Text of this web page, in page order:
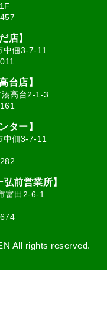
店】
中佃3-7-11
台店】
高台2-1-3
ター】
中佃3-7-11
前営業所】
富田2-6-1
All rights reserved.